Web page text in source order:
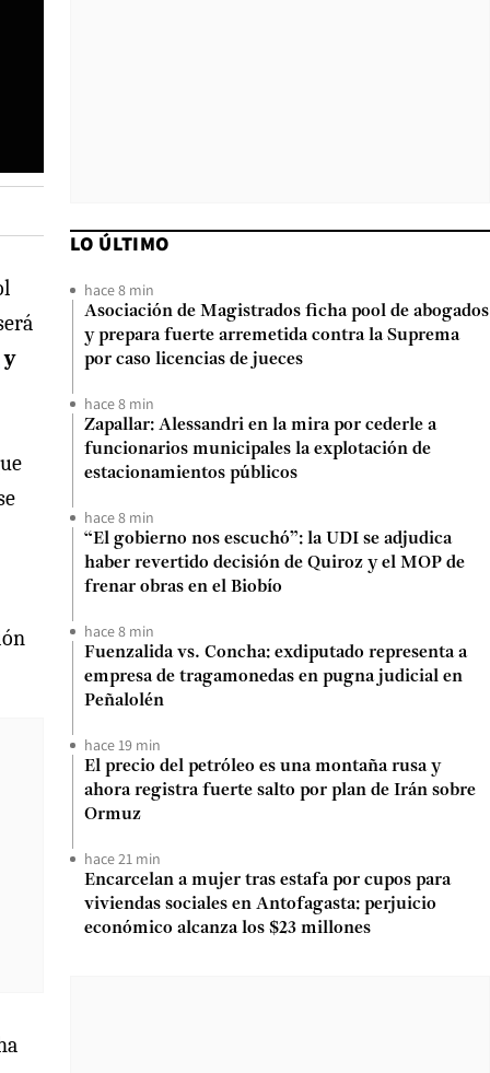
y
LO ÚLTIMO
hace 8 min
Asociación de Magistrados ficha pool de abogados
y prepara fuerte arremetida contra la Suprema
por caso licencias de jueces
hace 8 min
Zapallar: Alessandri en la mira por cederle a
funcionarios municipales la explotación de
estacionamientos públicos
hace 8 min
“El gobierno nos escuchó”: la UDI se adjudica
haber revertido decisión de Quiroz y el MOP de
frenar obras en el Biobío
hace 8 min
Fuenzalida vs. Concha: exdiputado representa a
empresa de tragamonedas en pugna judicial en
Peñalolén
hace 19 min
El precio del petróleo es una montaña rusa y
ahora registra fuerte salto por plan de Irán sobre
Ormuz
hace 21 min
Encarcelan a mujer tras estafa por cupos para
viviendas sociales en Antofagasta: perjuicio
económico alcanza los $23 millones